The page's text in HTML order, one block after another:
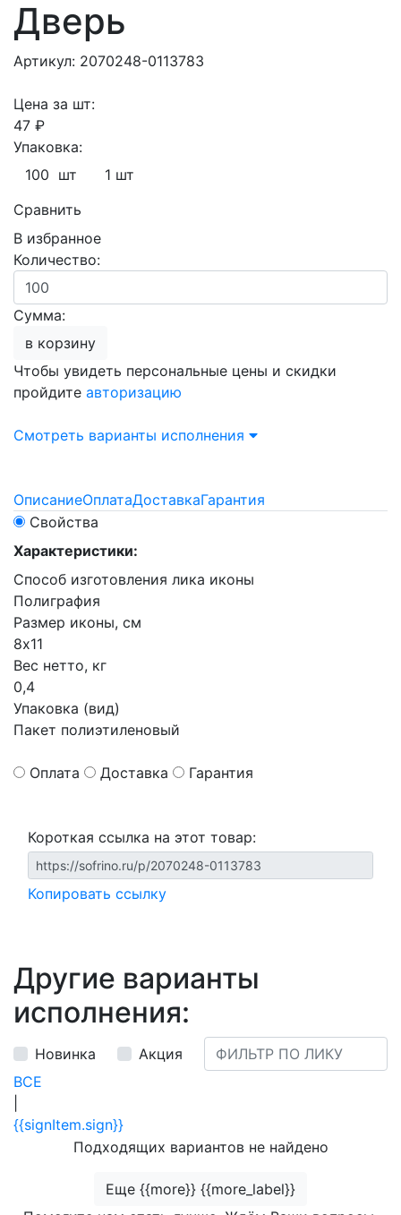
Дверь
Артикул: 2070248-0113783
Цена за шт:
47 ₽
Упаковка:
100 шт
1 шт
Сравнить
В избранное
Количество:
Сумма:
в корзину
Чтобы увидеть персональные цены и скидки
пройдите авторизацию
Смотреть варианты исполнения
ОписаниеОплатаДоставкаГарантия
Свойства
Характеристики:
Способ изготовления лика иконы
Полиграфия
Размер иконы, см
8х11
Вес нетто, кг
0,4
Упаковка (вид)
Пакет полиэтиленовый
Оплата Доставка Гарантия
Короткая ссылка на этот товар:
Копировать ссылку
Другие варианты
исполнения:
Новинка
Акция
ВСЕ
{{signItem.sign}}
Подходящих вариантов не найдено
Еще {{more}} {{more_label}}